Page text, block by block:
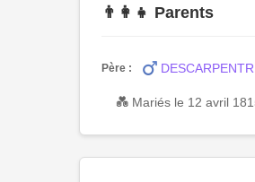
👨‍👩‍👧 Parents
Père :
💑 Mariés le 12 avril